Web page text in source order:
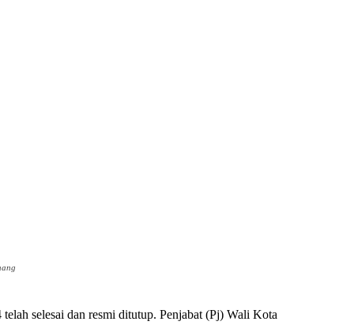
selesai dan resmi ditutup. Penjabat (Pj) Wali Kota